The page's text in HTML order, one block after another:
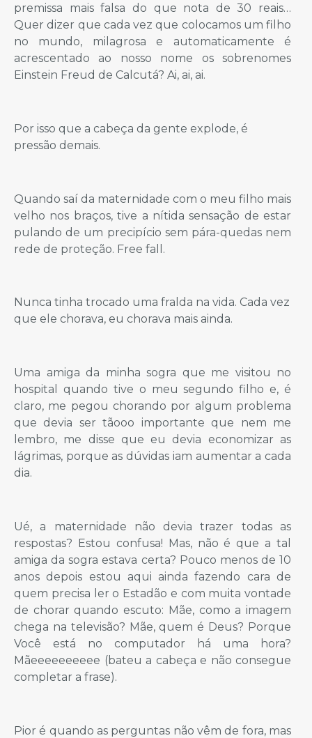
premissa mais falsa do que nota de 30 reais…
Quer dizer que cada vez que colocamos um filho
no mundo, milagrosa e automaticamente é
acrescentado ao nosso nome os sobrenomes
Einstein Freud de Calcutá? Ai, ai, ai.
Por isso que a cabeça da gente explode, é
pressão demais.
Quando saí da maternidade com o meu filho mais
velho nos braços, tive a nítida sensação de estar
pulando de um precipício sem pára-quedas nem
rede de proteção. Free fall.
Nunca tinha trocado uma fralda na vida. Cada vez
que ele chorava, eu chorava mais ainda.
Uma amiga da minha sogra que me visitou no
hospital quando tive o meu segundo filho e, é
claro, me pegou chorando por algum problema
que devia ser tãooo importante que nem me
lembro, me disse que eu devia economizar as
lágrimas, porque as dúvidas iam aumentar a cada
dia.
Ué, a maternidade não devia trazer todas as
respostas? Estou confusa! Mas, não é que a tal
amiga da sogra estava certa? Pouco menos de 10
anos depois estou aqui ainda fazendo cara de
quem precisa ler o Estadão e com muita vontade
de chorar quando escuto: Mãe, como a imagem
chega na televisão? Mãe, quem é Deus? Porque
Você está no computador há uma hora?
Mãeeeeeeeeee (bateu a cabeça e não consegue
completar a frase).
Pior é quando as perguntas não vêm de fora, mas